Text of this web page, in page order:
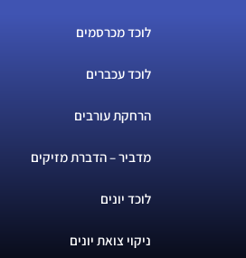
לוכד מכרסמים
לוכד עכברים
הרחקת עורבים
מדביר – הדברת מזיקים
לוכד יונים
ניקוי צואת יונים